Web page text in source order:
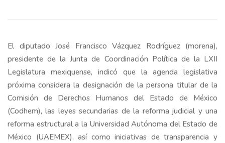
El diputado José Francisco Vázquez Rodríguez (morena),
presidente de la Junta de Coordinación Política de la LXII
Legislatura mexiquense, indicó que la agenda legislativa
próxima considera la designación de la persona titular de la
Comisión de Derechos Humanos del Estado de México
(Codhem), las leyes secundarias de la reforma judicial y una
reforma estructural a la Universidad Autónoma del Estado de
México (UAEMEX), así como iniciativas de transparencia y